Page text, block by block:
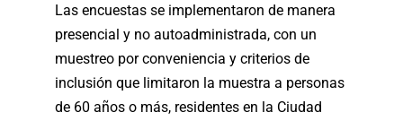
Las encuestas se implementaron de manera
presencial y no autoadministrada, con un
muestreo por conveniencia y criterios de
inclusión que limitaron la muestra a personas
de 60 años o más, residentes en la Ciudad